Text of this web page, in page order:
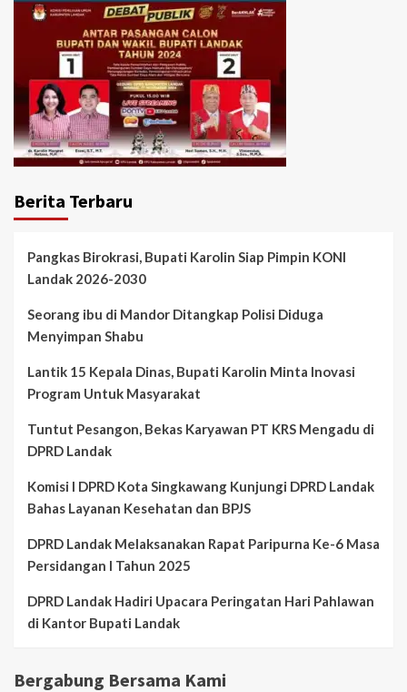
Berita Terbaru
Pangkas Birokrasi, Bupati Karolin Siap Pimpin KONI
Landak 2026-2030
Seorang ibu di Mandor Ditangkap Polisi Diduga
Menyimpan Shabu
Lantik 15 Kepala Dinas, Bupati Karolin Minta Inovasi
Program Untuk Masyarakat
Tuntut Pesangon, Bekas Karyawan PT KRS Mengadu di
DPRD Landak
Komisi I DPRD Kota Singkawang Kunjungi DPRD Landak
Bahas Layanan Kesehatan dan BPJS
DPRD Landak Melaksanakan Rapat Paripurna Ke-6 Masa
Persidangan I Tahun 2025
DPRD Landak Hadiri Upacara Peringatan Hari Pahlawan
di Kantor Bupati Landak
Bergabung Bersama Kami